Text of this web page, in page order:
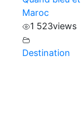
Maroc
1 523views
Destination